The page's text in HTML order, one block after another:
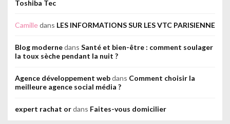
Toshiba Tec
Camilledans LES INFORMATIONS SUR LES VTC PARISIENNE
Blog modernedans Santé et bien-être : comment soulager
la toux sèche pendant la nuit ?
Agence développement webdans Comment choisir la
meilleure agence social média ?
expert rachat ordans Faites-vous domicilier